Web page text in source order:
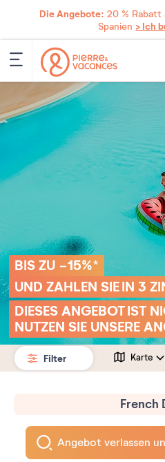
Die Angebote: 20 % Rabatt
Spanien > Ich
BIS ZU -15%*
UND ZAHLEN SIE IN 3
DIESES ANGEBOT IST
NUTZEN SIE UNSERE
Filter Karte
French
Angebot verlassen